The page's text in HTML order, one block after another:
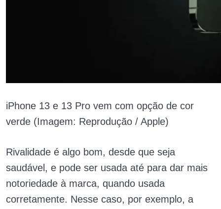
iPhone 13 e 13 Pro vem com opção de cor
verde (Imagem: Reprodução / Apple)
Rivalidade é algo bom, desde que seja
saudável, e pode ser usada até para dar mais
notoriedade à marca, quando usada
corretamente. Nesse caso, por exemplo, a